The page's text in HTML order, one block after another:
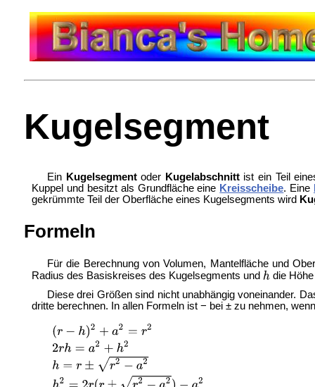
Kugelsegment
Ein Kugelsegmentoder Kugelabschnittist ein Teil
Kuppel und besitzt als Grundfläche eine Kreisscheibe. Eine
gekrümmte Teil der Oberfläche eines Kugelsegments wird
Formeln
Für die Berechnung von Volumen, Mantelfläche und
Radius des Basiskreises des Kugelsegments und
die
Diese drei Größen sind nicht unabhängig voneinander.
dritte berechnen. In allen Formeln ist − bei ± zu nehmen,